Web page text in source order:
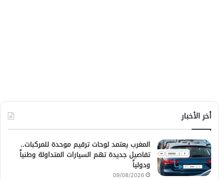
أخر الأخبار
المغرب يعتمد لوحات ترقيم موحدة للمركبات..
تفاصيل جديدة تهم السيارات المتداولة وطنياً
ودولياً
09/08/2026